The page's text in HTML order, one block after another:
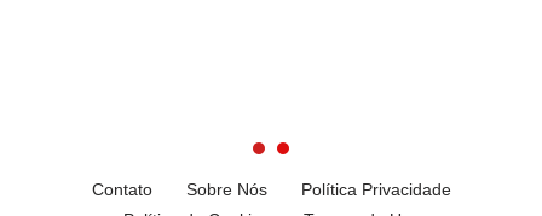
Contato Sobre Nós
Política Privacidade